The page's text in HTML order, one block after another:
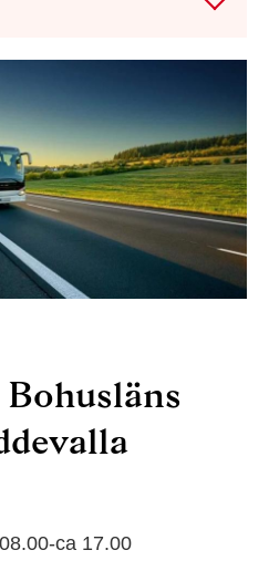
ca 17.00